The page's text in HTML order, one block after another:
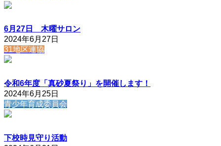
6月27日 木曜サロン
2024年6月27日
31地区連協
令和6年度「真砂夏祭り」を開催します！
2024年6月25日
青少年育成委員会
下校時見守り活動